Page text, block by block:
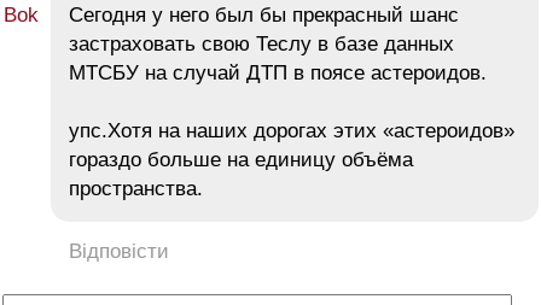
Сегодня у него был бы прекрасный шанс
застраховать свою Теслу в базе данных
МТСБУ на случай ДТП в поясе астероидов.
упс.Хотя на наших дорогах этих «астероидов»
гораздо больше на единицу объёма
пространства.
Відповісти